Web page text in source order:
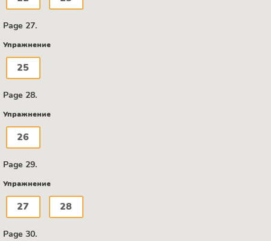
Page 27.
Упражнение
25
Page 28.
Упражнение
26
Page 29.
Упражнение
27 28
Page 30.